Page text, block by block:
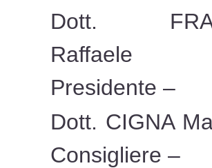
Dott.
Presidente –
Dott. CIGNA
Consigliere –